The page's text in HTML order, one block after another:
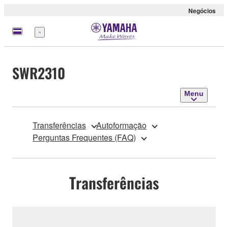
Negócios
Menu
SWR2310
Menu
Transferências
Autoformação
Perguntas Frequentes (FAQ)
Transferências